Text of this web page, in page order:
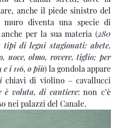
anche il piede sinistro del
diventa una specie di
per la sua materia (280
di legni stagionati: abete,
noce, olmo, rovere, tiglio; per
i 116, o più) la gondola appare
chiavi di violino – cavallucci
è voluta, di cantiere: non c’è
nei palazzi del Canale.